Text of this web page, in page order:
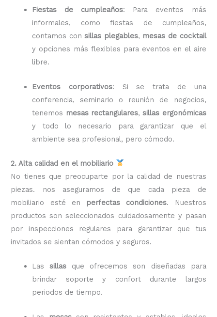
Fiestas de cumpleaños: Para eventos más
informales, como fiestas de cumpleaños,
contamos consillas plegables, mesas de cocktail
y opciones más flexibles para eventos en el aire
libre.
Eventos corporativos: Si se trata de una
conferencia, seminario o reunión de negocios,
tenemos mesas rectangulares,sillas ergonómicas
y todo lo necesario para garantizar que el
ambiente sea profesional, pero cómodo.
2. Alta calidad en el mobiliario
No tienes que preocuparte por la calidad de nuestras
piezas. nos aseguramos de que cada pieza de
mobiliario esté en
perfectas condiciones. Nuestros
productos son seleccionados cuidadosamente y pasan
por inspecciones regulares para garantizar que tus
invitados se sientan cómodos y seguros.
Lassillas que ofrecemos son diseñadas para
brindar soporte y confort durante largos
periodos de tiempo.